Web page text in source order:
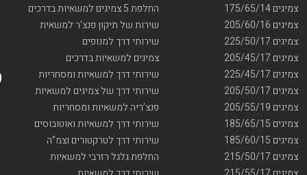
החלפת 5 צמיגים למשאיות בדרכים
שירות של תיקון פנצ’ר למשאית
שירותי דרך למנופים
צמיגים למשאיות בדרכים
שירותי דרך למשאיות ומסחריות
שירותי דרך של צמיגים למשאיות
פנצ’ריה למשאיות ומסחריות
שירותי דרך למשאיות ואוטובוסים
שירותי דרך לטרקטורים וצמ”ה
החלפת גלגל רזרבי למשאיות
צמיגים 175/65/14
צמיגים 205/60/16
צמיגים 225/50/17
צמיגים 205/45/17
צמיגים 225/45/17
צמיגים 205/50/17
צמיגים 205/55/19
צמיגים 185/65/15
צמיגים 185/60/15
צמיגים 215/50/17